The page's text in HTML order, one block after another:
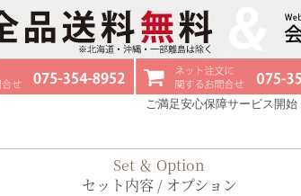
ご満足安心保障サービス開始
Set ＆ Option
セット内容 / オプション